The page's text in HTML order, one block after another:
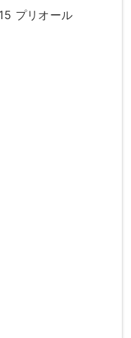
プリオール